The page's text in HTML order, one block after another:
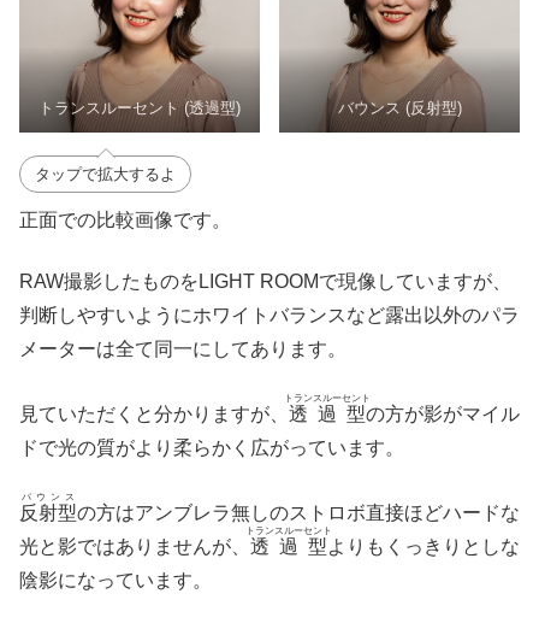
トランスルーセント (透過型) バウンス (反射型)
タップで拡大するよ
正面での比較画像です。
RAW撮影したものをLIGHT ROOMで現像していますが、
判断しやすいようにホワイトバランスなど露出以外のパラ
メーターは全て同一にしてあります。
見ていただくと分かりますが、 透過型
トランスルーセント
の方が影がマイル
ドで光の質がより柔らかく広がっています。
反射型
バウンス
の方はアンブレラ無しのストロボ直接ほどハードな
光と影ではありませんが、 透過型
トランスルーセント
よりもくっきりとしな
陰影になっています。